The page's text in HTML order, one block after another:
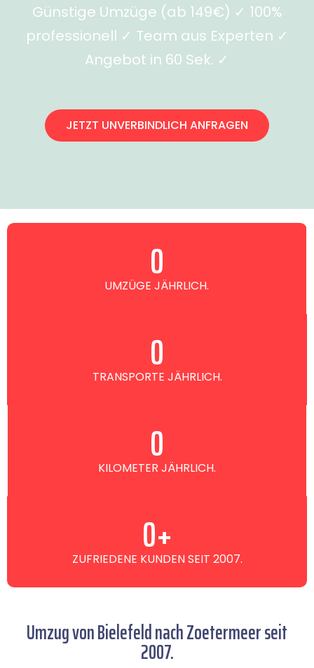
Günstige Umzüge (ab 149€) ✓ 100%
professionell ✓ Team aus Experten ✓
Angebot in 60 Sek. ✓
JETZT UNVERBINDLICH ANFRAGEN
UMZÜGE JÄHRLICH.
0
TRANSPORTE JÄHRLICH.
0
KILOMETER JÄHRLICH.
0
ZUFRIEDENE KUNDEN SEIT 2007.
0+
Umzug von Bielefeld nach Zoetermeer seit
2007.